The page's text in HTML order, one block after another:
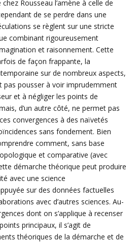
Rousseau l’amène à celle de
de se perdre dans une
se règlent sur une stricte
combinant rigoureusement
et raisonnement. Cette
de façon frappante, la
sur de nombreux aspects,
pas pousser à voir imprudemment
et à négliger les points de
d’un autre côté, ne permet pas
convergences à des naïvetés
sans fondement. Bien
comment, sans base
et comparative (avec
démarche théorique peut produire
avec une science
sur des données factuelles
avec d’autres sciences. Au-
dont on s’applique à recenser
principaux, il s’agit de
théoriques de la démarche et de